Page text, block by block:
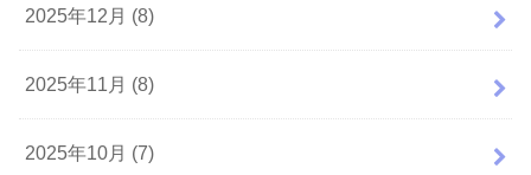
2025年12月 (8)
2025年11月 (8)
2025年10月 (7)